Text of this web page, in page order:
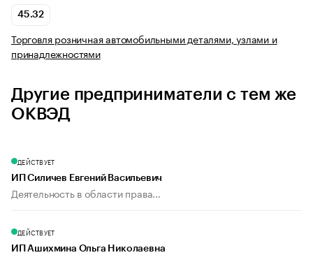
45.32
Торговля розничная автомобильными деталями, узлами и
принадлежностями
Другие предприниматели с тем же
ОКВЭД
ДЕЙСТВУЕТ
ИП Силичев Евгений Васильевич
Деятельность в области права...
ДЕЙСТВУЕТ
ИП Ашихмина Ольга Николаевна